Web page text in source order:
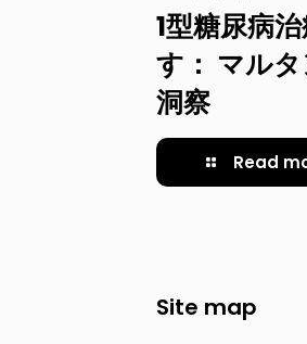
1型糖尿病
す： マル
洞察
Read
Site map